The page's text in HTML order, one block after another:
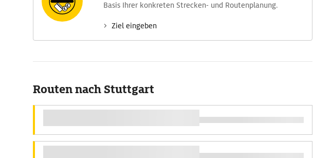
Basis Ihrer konkreten Strecken- und Routenplanung.
Ziel eingeben
Routen nach Stuttgart